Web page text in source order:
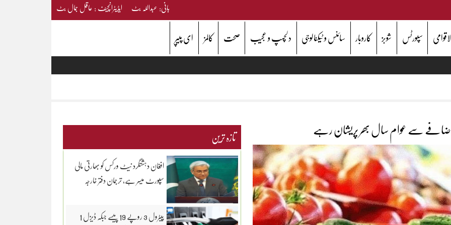
بانی: عبداللہ بٹ ایڈیٹرانچیف : عاقل جمال بٹ
سپورٹس شوبز کاروبار سائنس و ٹیکنالوجی دلچسپ و عجیب صحت کالمز ای پیپر
اضافے سے عوام سال بھر پریشان رہے تازہ ترین
افغان دہشتگرد نیٹ ورکس کو بھارتی مالی
سپورٹ میسر ہے، ترجمان دفتر خارجہ
پیٹرول 3 روپے 19 پیسے جبکہ ڈیزل 1